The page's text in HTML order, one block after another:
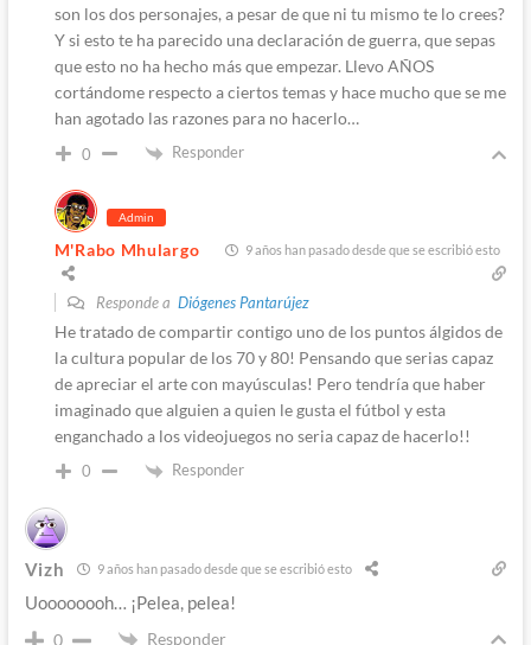
son los dos personajes, a pesar de que ni tu mismo te lo crees?
Y si esto te ha parecido una declaración de guerra, que sepas
que esto no ha hecho más que empezar. Llevo AÑOS
cortándome respecto a ciertos temas y hace mucho que se me
han agotado las razones para no hacerlo…
0 Responder
Admin
M'Rabo Mhulargo 9 años han pasado desde que se escribió esto
Responde a Diógenes Pantarújez
He tratado de compartir contigo uno de los puntos álgidos de
la cultura popular de los 70 y 80! Pensando que serias capaz
de apreciar el arte con mayúsculas! Pero tendría que haber
imaginado que alguien a quien le gusta el fútbol y esta
enganchado a los videojuegos no seria capaz de hacerlo!!
0 Responder
Vizh 9 años han pasado desde que se escribió esto
Uoooooooh… ¡Pelea, pelea!
0 Responder